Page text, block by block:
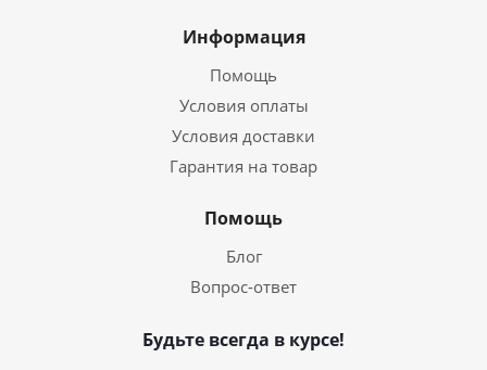
Информация
Помощь
Условия оплаты
Условия доставки
Гарантия на товар
Помощь
Блог
Вопрос-ответ
Будьте всегда в курсе!